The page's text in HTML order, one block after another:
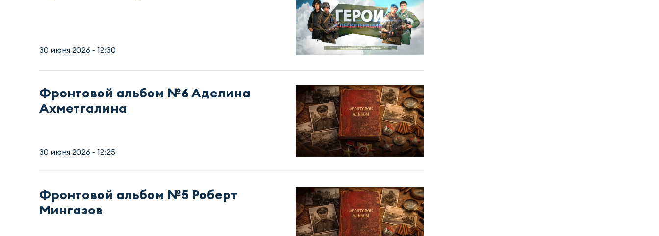
30 июня 2026 - 12:30
Фронтовой альбом №6 Аделина
Ахметгалина
30 июня 2026 - 12:25
Фронтовой альбом №5 Роберт
Мингазов